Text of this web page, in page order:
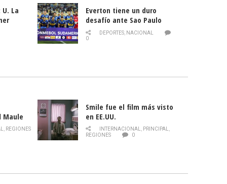
La
Everton tiene un duro
desafío ante Sao Paulo
DEPORTES, NACIONAL
0
Maule
de la
, REGIONES
Smile fue el film más visto
en EE.UU.
INTERNACIONAL, PRINCIPAL,
REGIONES
0